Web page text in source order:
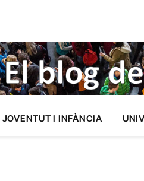
JOVENTUT I INFÀNCIA